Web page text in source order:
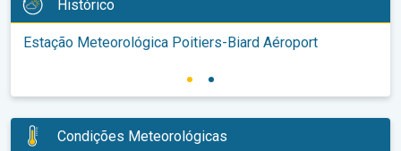
Histórico
Estação Meteorológica Poitiers-Biard Aéroport
Condições Meteorológicas